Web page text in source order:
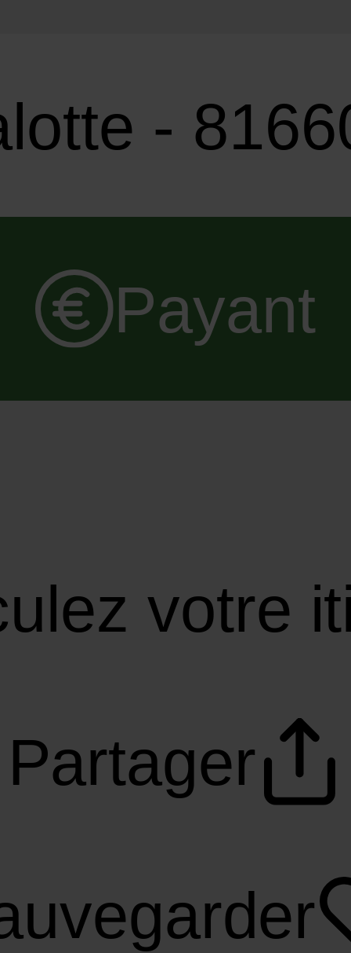
votre
Partager
-
Payant